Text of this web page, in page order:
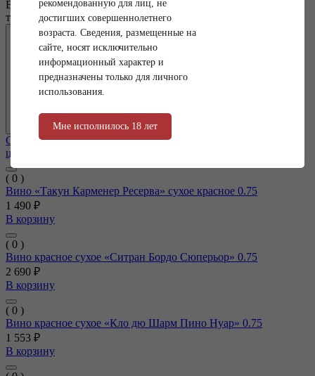
Выберите магазин, чтобы увидеть актуальный каталог
товаров.
Сначала популярные
Сначала популярные По возрастанию цены
цены
( 0 )
Вино «Такун Карменер Ресерва» сухое красное 0.75
1 490 ₽
В корзину
( 0 )
Вино красное сухое «Ситран Бордо Сюперьор» 0.75
2 690 ₽
В корзину
( 0 )
Вино красное сухое «Кло дю Шарм Пино Нуар» 0.75
1 553 ₽
В корзину
рекомендованную для лиц, не
достигших совершеннолетнего
возраста. Сведения, размещенные на
сайте, носят исключительно
информационный характер и
предназначены только для личного
использования.